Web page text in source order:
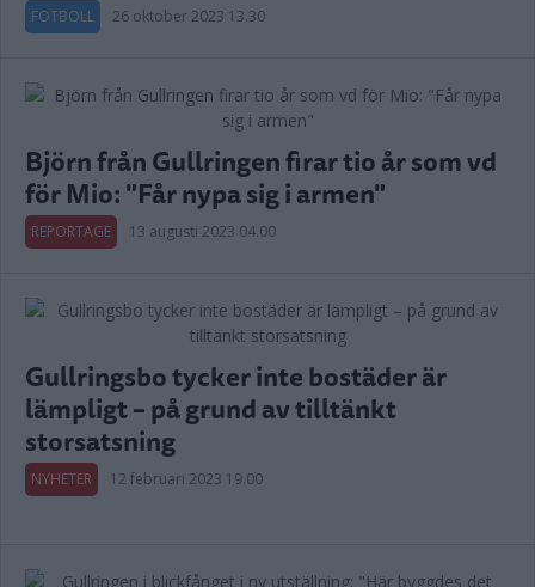
FOTBOLL 26 oktober 2023 13.30
Björn från Gullringen firar tio år som vd
för Mio: "Får nypa sig i armen"
REPORTAGE 13 augusti 2023 04.00
Gullringsbo tycker inte bostäder är
lämpligt – på grund av tilltänkt
storsatsning
NYHETER 12 februari 2023 19.00